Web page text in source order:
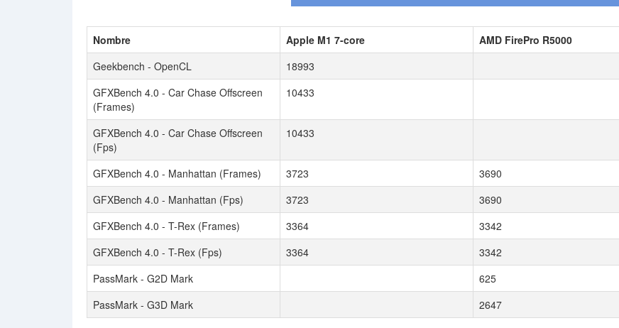
Nombre Apple M1 7-core
AMD FirePro R5000
Geekbench - OpenCL
18993
GFXBench 4.0 - Car Chase Offscreen
(Frames)
10433
GFXBench 4.0 - Car Chase Offscreen
(Fps)
10433
GFXBench 4.0 - Manhattan (Frames) 3723
3690
GFXBench 4.0 - Manhattan (Fps)
3723
3690
GFXBench 4.0 - T-Rex (Frames)
3364
3342
GFXBench 4.0 - T-Rex (Fps)
3364
3342
PassMark - G2D Mark
625
PassMark - G3D Mark
2647